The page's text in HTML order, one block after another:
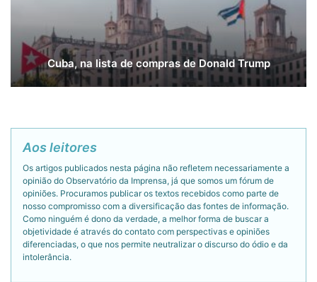
Cuba, na lista de compras de Donald Trump
Aos leitores
Os artigos publicados nesta página não refletem necessariamente a
opinião do Observatório da Imprensa, já que somos um fórum de
opiniões. Procuramos publicar os textos recebidos como parte de
nosso compromisso com a diversificação das fontes de informação.
Como ninguém é dono da verdade, a melhor forma de buscar a
objetividade é através do contato com perspectivas e opiniões
diferenciadas, o que nos permite neutralizar o discurso do ódio e da
intolerância.